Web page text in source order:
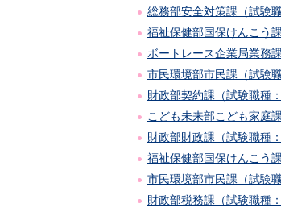
総務部安全対策課（試験
福祉保健部国保けんこう
ボートレース企業局業務
市民環境部市民課（試験職
財政部契約課（試験職種：
こども未来部こども家庭
財政部財政課（試験職種：
福祉保健部国保けんこう
市民環境部市民課（試験
財政部税務課（試験職種：